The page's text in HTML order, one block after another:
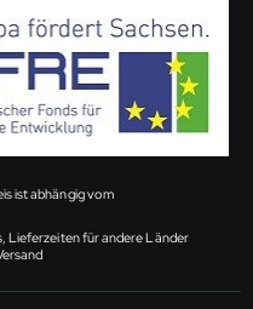
ist abhängig vom
Lieferzeiten für andere Länder